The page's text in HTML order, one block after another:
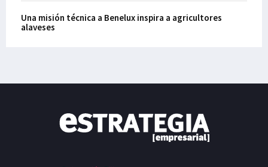
Una misión técnica a Benelux inspira a agricultores
alaveses